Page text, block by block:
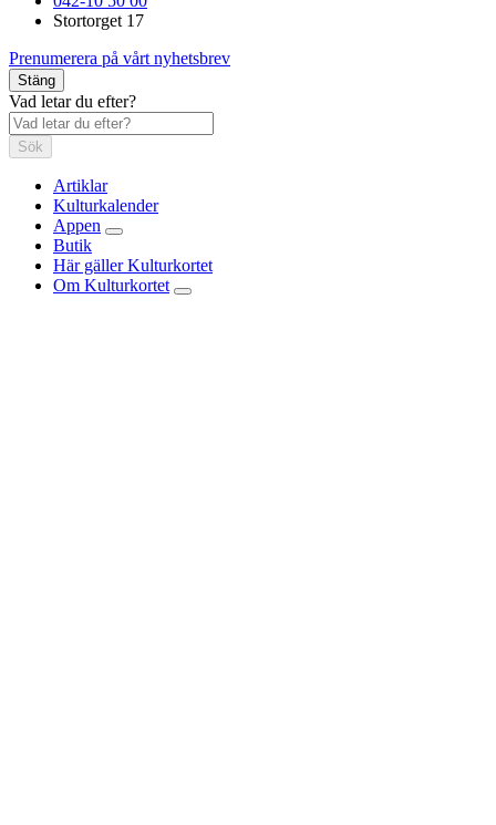
Stortorget 17
Prenumerera på vårt nyhetsbrev
Stäng
Vad letar du efter?
Sök
Artiklar
Kulturkalender
Appen
Butik
Här gäller Kulturkortet
Om Kulturkortet